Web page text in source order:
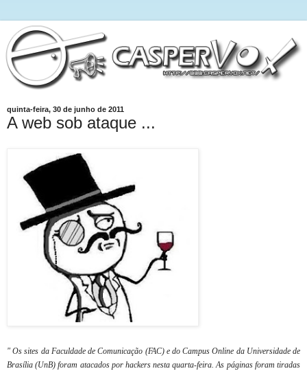
quinta-feira, 30 de junho de 2011
A web sob ataque ...
" Os sites da Faculdade de Comunicação (FAC) e do Campus Online da Universidade de
Brasília (UnB) foram atacados por hackers nesta quarta-feira. As páginas foram tiradas